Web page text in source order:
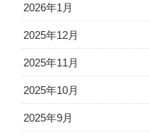
2026年1月
2025年12月
2025年11月
2025年10月
2025年9月